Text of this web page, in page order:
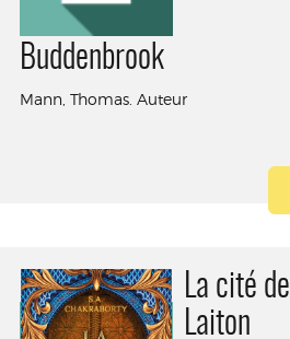
Buddenbrook
Mann, Thomas. Auteur
La cité de
Laiton